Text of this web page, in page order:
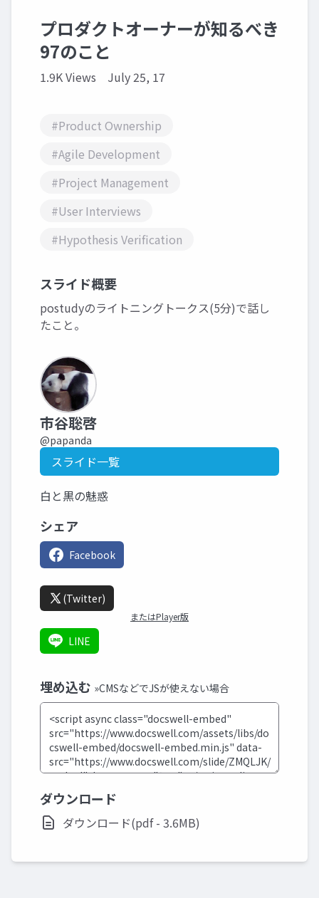
プロダクトオーナーが知るべき
97のこと
1.9K Views July 25, 17
#Product Ownership
#Agile Development
#Project Management
#User Interviews
#Hypothesis Verification
スライド概要
postudyのライトニングトークス(5分)で話し
たこと。
市谷聡啓
@papanda
スライド一覧
白と黒の魅惑
シェア
Facebook
(Twitter)
またはPlayer版
LINE
埋め込む »CMSなどでJSが使えない場合
ダウンロード
ダウンロード(pdf - 3.6MB)